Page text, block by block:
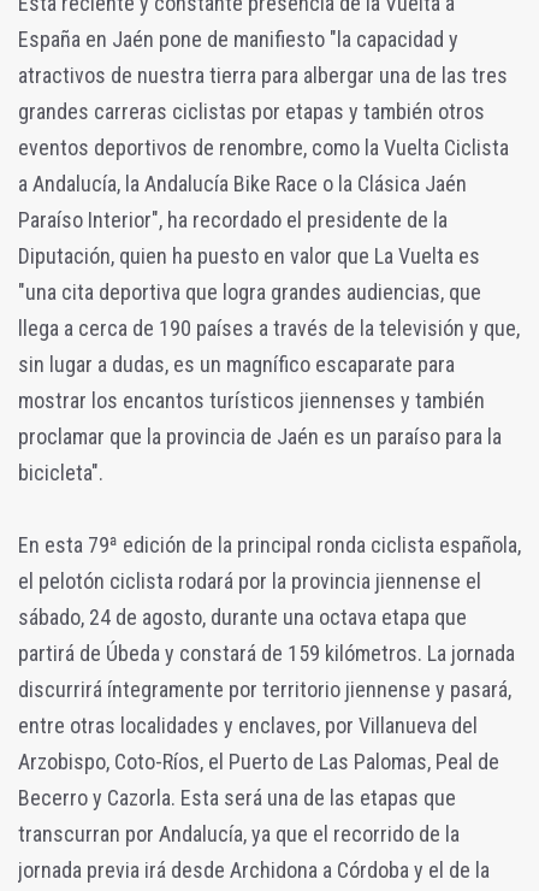
España en Jaén pone de manifiesto "la capacidad y
atractivos de nuestra tierra para albergar una de las tres
grandes carreras ciclistas por etapas y también otros
eventos deportivos de renombre, como la Vuelta Ciclista
a Andalucía, la Andalucía Bike Race o la Clásica Jaén
Paraíso Interior", ha recordado el presidente de la
Diputación, quien ha puesto en valor que La Vuelta es
"una cita deportiva que logra grandes audiencias, que
llega a cerca de 190 países a través de la televisión y que,
sin lugar a dudas, es un magnífico escaparate para
mostrar los encantos turísticos jiennenses y también
proclamar que la provincia de Jaén es un paraíso para la
bicicleta".
En esta 79ª edición de la principal ronda ciclista española,
el pelotón ciclista rodará por la provincia jiennense el
sábado, 24 de agosto, durante una octava etapa que
partirá de Úbeda y constará de 159 kilómetros. La jornada
discurrirá íntegramente por territorio jiennense y pasará,
entre otras localidades y enclaves, por Villanueva del
Arzobispo, Coto-Ríos, el Puerto de Las Palomas, Peal de
Becerro y Cazorla. Esta será una de las etapas que
transcurran por Andalucía, ya que el recorrido de la
jornada previa irá desde Archidona a Córdoba y el de la